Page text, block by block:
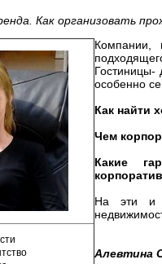
Как организовать
Компании,
Гостиницы-
особенно
Как найти
Чем
Какие
На эти и
Алевтина